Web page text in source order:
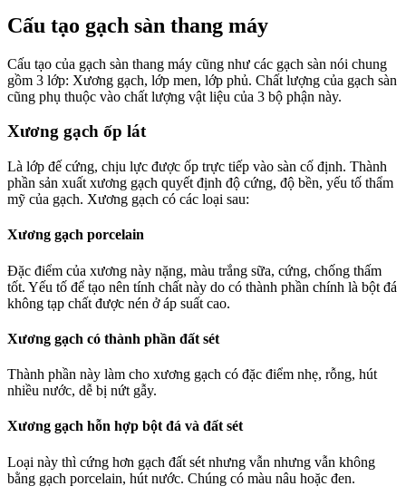
Cấu tạo gạch sàn thang máy
Cấu tạo của gạch sàn thang máy cũng như các gạch sàn nói chung
gồm 3 lớp: Xương gạch, lớp men, lớp phủ. Chất lượng của gạch sàn
cũng phụ thuộc vào chất lượng vật liệu của 3 bộ phận này.
Xương gạch ốp lát
Là lớp đế cứng, chịu lực được ốp trực tiếp vào sàn cố định. Thành
phần sản xuất xương gạch quyết định độ cứng, độ bền, yếu tố thẩm
mỹ của gạch. Xương gạch có các loại sau:
Xương gạch porcelain
Đặc điểm của xương này nặng, màu trắng sữa, cứng, chống thấm
tốt. Yếu tố để tạo nên tính chất này do có thành phần chính là bột đá
không tạp chất được nén ở áp suất cao.
Xương gạch có thành phần đất sét
Thành phần này làm cho xương gạch có đặc điểm nhẹ, rỗng, hút
nhiều nước, dễ bị nứt gẫy.
Xương gạch hỗn hợp bột đá và đất sét
Loại này thì cứng hơn gạch đất sét nhưng vẫn nhưng vẫn không
bằng gạch porcelain, hút nước. Chúng có màu nâu hoặc đen.